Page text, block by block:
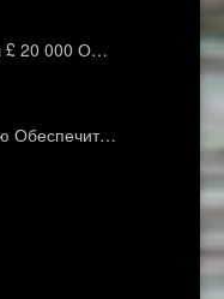
£ 20 000 О…
Обеспечит…